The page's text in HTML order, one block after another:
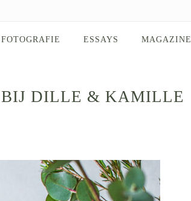
FOTOGRAFIE ESSAYS MAGAZINE
BIJ DILLE & KAMILLE